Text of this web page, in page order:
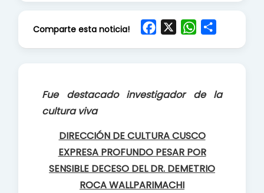
Comparte esta noticia!
b
o
k
W
s
p
e
Fue destacado investigador de la
cultura viva
DIRECCIÓN DE CULTURA CUSCO
EXPRESA PROFUNDO PESAR POR
SENSIBLE DECESO DEL DR. DEMETRIO
ROCA WALLPARIMACHI